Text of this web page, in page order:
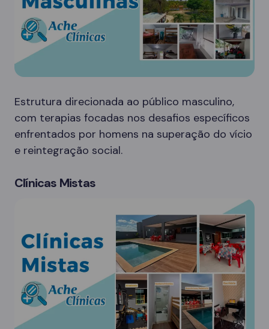
Estrutura direcionada ao público masculino,
com terapias focadas nos desafios específicos
enfrentados por homens na superação do vício
e reintegração social.
Clínicas Mistas